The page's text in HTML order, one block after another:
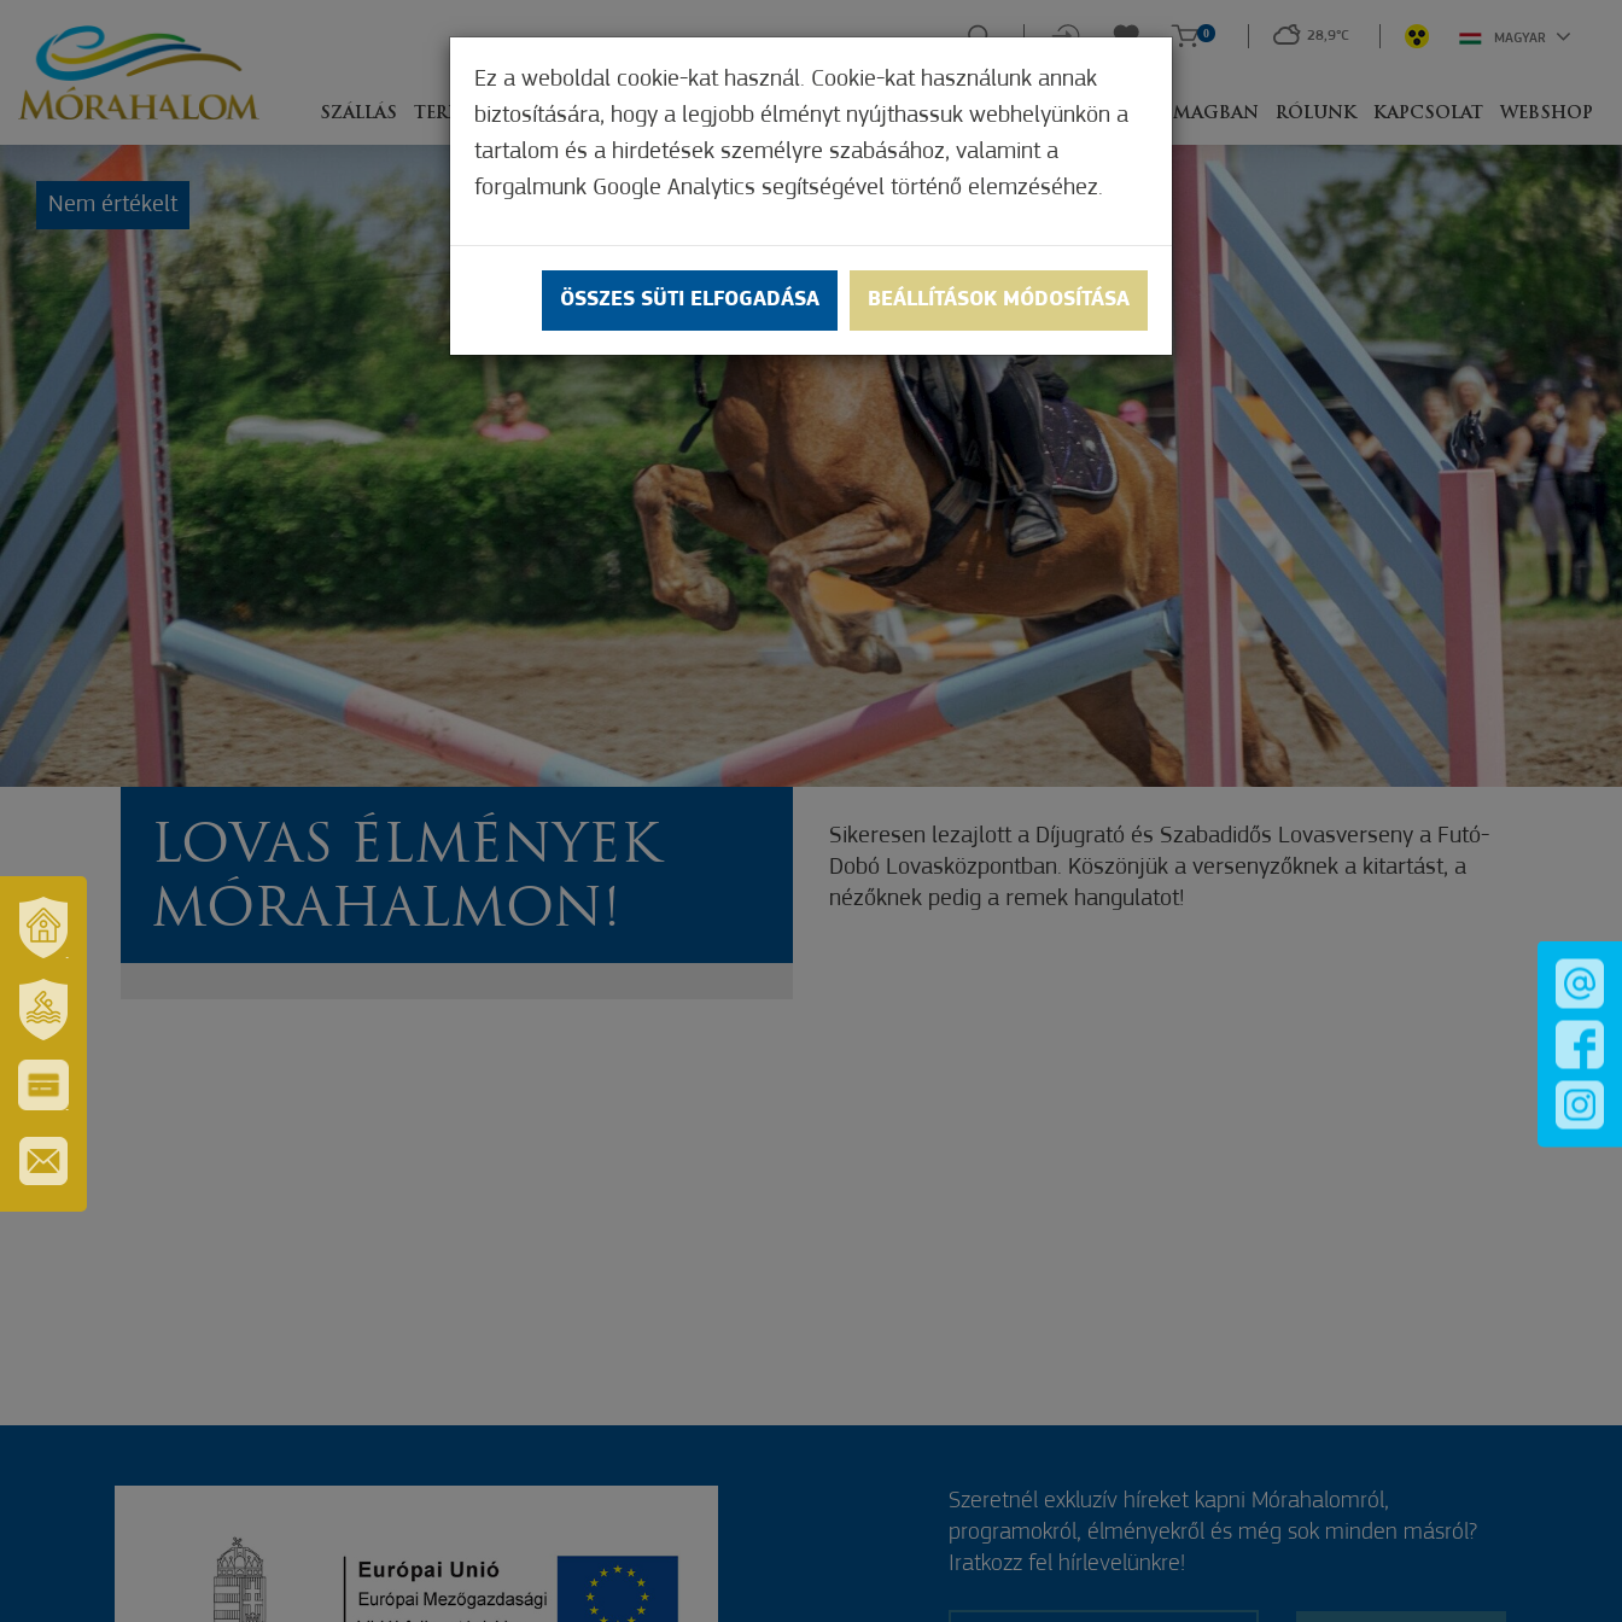
VÁROSUNK
ÉS
TÉRSÉGÜNK
ERZSÉBET
GYÓGYFÜRDŐ
ÉS
TURISZTIKAI
KÁRTYA
SZÁLLÁS TERÍTÉKEN ÉLMÉNYSZERZÉS ZÖLD FÓKUSZ GYÓGYHELY MERRE, MIVEL CSOMAGBAN RÓLUNK KAPCSOLAT WEBSHOP
0 28,9°C MAGYAR
Nem értékelt
LOVAS ÉLMÉNYEK
MÓRAHALMON!
Sikeresen lezajlott a Díjugrató és Szabadidős Lovasverseny a Futó-
Dobó Lovasközpontban. Köszönjük a versenyzőknek a kitartást, a
nézőknek pedig a remek hangulatot!
Ez a weboldal cookie-kat használ. Cookie-kat használunk annak
biztosítására, hogy a legjobb élményt nyújthassuk webhelyünkön a
tartalom és a hirdetések személyre szabásához, valamint a
forgalmunk Google Analytics segítségével történő elemzéséhez.
ÖSSZES SÜTI ELFOGADÁSA BEÁLLÍTÁSOK MÓDOSÍTÁSA
Szeretnél exkluzív híreket kapni Mórahalomról,
programokról, élményekről és még sok minden másról?
Iratkozz fel hírlevelünkre!